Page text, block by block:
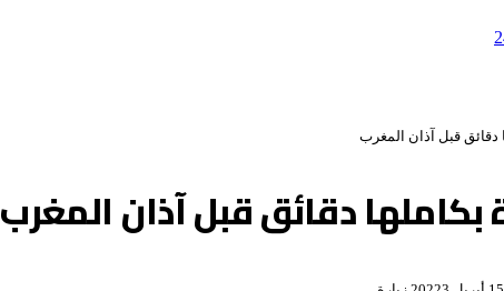
دقائق قبل آذان المغرب
بكاملها دقائق قبل آذان المغرب